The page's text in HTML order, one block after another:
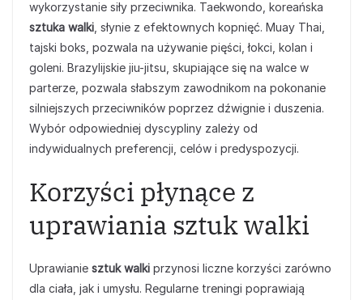
wykorzystanie siły przeciwnika. Taekwondo, koreańska
sztuka walki , słynie z efektownych kopnięć. Muay Thai,
tajski boks, pozwala na używanie pięści, łokci, kolan i
goleni. Brazylijskie jiu-jitsu, skupiające się na walce w
parterze, pozwala słabszym zawodnikom na pokonanie
silniejszych przeciwników poprzez dźwignie i duszenia.
Wybór odpowiedniej dyscypliny zależy od
indywidualnych preferencji, celów i predyspozycji.
Korzyści płynące z
uprawiania sztuk walki
Uprawianie sztuk walki przynosi liczne korzyści zarówno
dla ciała, jak i umysłu. Regularne treningi poprawiają